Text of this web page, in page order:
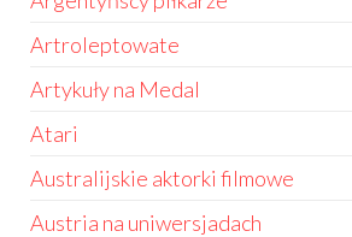
Artroleptowate
Artykuły na Medal
Atari
Australijskie aktorki filmowe
Austria na uniwersjadach